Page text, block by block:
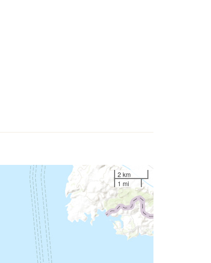
2 km
1 mi